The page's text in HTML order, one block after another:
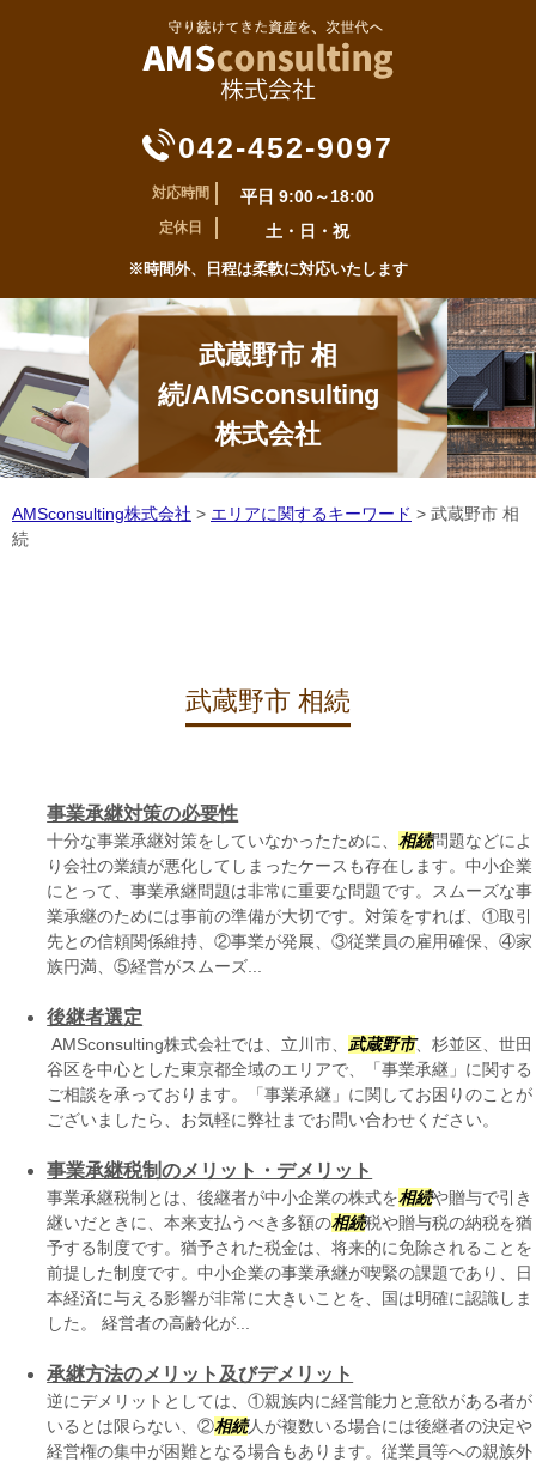
042-452-9097
対応時間 平日 9:00～18:00
定休日 土・日・祝
※時間外、日程は柔軟に対応いたします
武蔵野市 相
続/AMSconsulting
株式会社
AMSconsulting株式会社 > エリアに関するキーワード > 武蔵野市 相
続
武蔵野市 相続
事業承継対策の必要性
十分な事業承継対策をしていなかったために、相続問題などによ
り会社の業績が悪化してしまったケースも存在します。中小企業
にとって、事業承継問題は非常に重要な問題です。スムーズな事
業承継のためには事前の準備が大切です。対策をすれば、①取引
先との信頼関係維持、②事業が発展、③従業員の雇用確保、④家
族円満、⑤経営がスムーズ...
後継者選定
AMSconsulting株式会社では、立川市、 武蔵野市、杉並区、世田
谷区を中心とした東京都全域のエリアで、「事業承継」に関する
ご相談を承っております。「事業承継」に関してお困りのことが
ございましたら、お気軽に弊社までお問い合わせください。
事業承継税制のメリット・デメリット
事業承継税制とは、後継者が中小企業の株式を相続や贈与で引き
継いだときに、本来支払うべき多額の相続税や贈与税の納税を猶
予する制度です。猶予された税金は、将来的に免除されることを
前提した制度です。中小企業の事業承継が喫緊の課題であり、日
本経済に与える影響が非常に大きいことを、国は明確に認識しま
した。 経営者の高齢化が...
承継方法のメリット及びデメリット
逆にデメリットとしては、①親族内に経営能力と意欲がある者が
いるとは限らない、②相続人が複数いる場合には後継者の決定や
経営権の集中が困難となる場合もあります。従業員等への親族外